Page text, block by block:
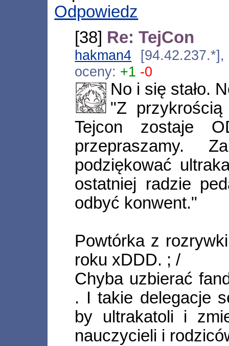
Odpowiedz
[38] Re: TejCon
hakman4
oceny: +1 -0
No i się stało.
"Z
Tejcon zostaje
przepraszamy.
podziękować
ostatniej radzie
odbyć konwent."
Powtórka z
roku xDDD. ; /
Chyba uzbierać
. I takie delegacje
by ultrakatoli i
nauczycieli i